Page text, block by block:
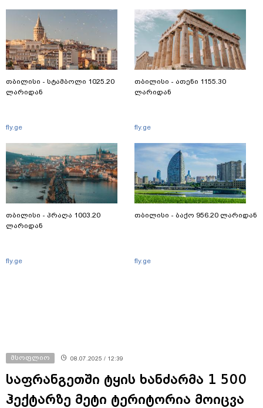
თბილისი - სტამბოლი 1025.20
ლარიდან
fly.ge
თბილისი - პრაღა 1003.20
ლარიდან
fly.ge
თბილისი - ათენი 1155.30
ლარიდან
fly.ge
თბილისი - ბაქო 956.20 ლარიდან
fly.ge
მსოფლიო 08.07.2025 / 12:39
საფრანგეთში ტყის ხანძარმა 1 500
ჰექტარზე მეტი ტერიტორია მოიცვა